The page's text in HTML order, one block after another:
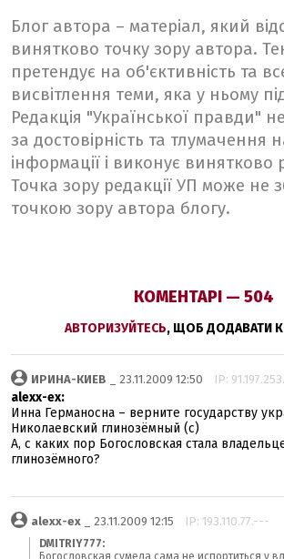
Блог автора – матеріал, який
винятково точку зору автора.
претендує на об'єктивність та
висвітлення теми, яка у ньому
Редакція "Української правди"
за достовірність та тлумачення
інформації і виконує винятково
Точка зору редакції УП може не
точкою зору автора блогу.
КОМЕНТАРІ — 504
АВТОРИЗУЙТЕСЬ, ЩОБ ДОДАВАТИ
ИРИНА-КИЕВ _ 23.11.2009 12:50 IP:
alexx-ex:
Инна Германосна – верните государству
Николаевский глинозёмный (с)
А, с каких пор Богословская стала
глинозёмного?
alexx-ex _ 23.11.2009 12:15 IP: 193.110.77.---
DMITRIY777:
Богословская сумела сама не испортиться у